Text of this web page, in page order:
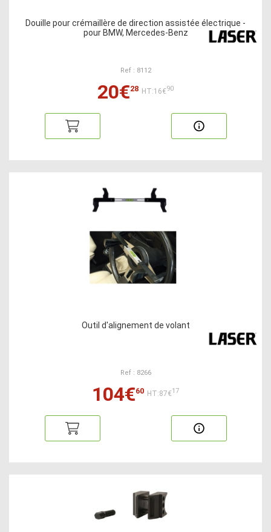
Douille pour crémaillère de direction assistée électrique -
pour BMW, Mercedes-Benz
Ref : 8112
20€28 HT:16€90
Outil d'alignement de volant
Ref : 8266
104€60 HT:87€17